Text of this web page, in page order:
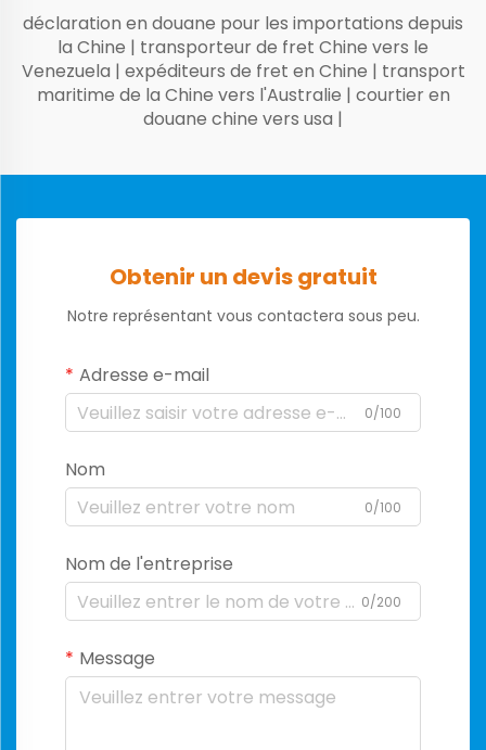
déclaration en douane pour les importations depuis
la Chine | transporteur de fret Chine vers le
Venezuela | expéditeurs de fret en Chine | transport
maritime de la Chine vers l'Australie | courtier en
douane chine vers usa |
Obtenir un devis gratuit
Notre représentant vous contactera sous peu.
Adresse e-mail
0/100
Nom
0/100
Nom de l'entreprise
0/200
Message